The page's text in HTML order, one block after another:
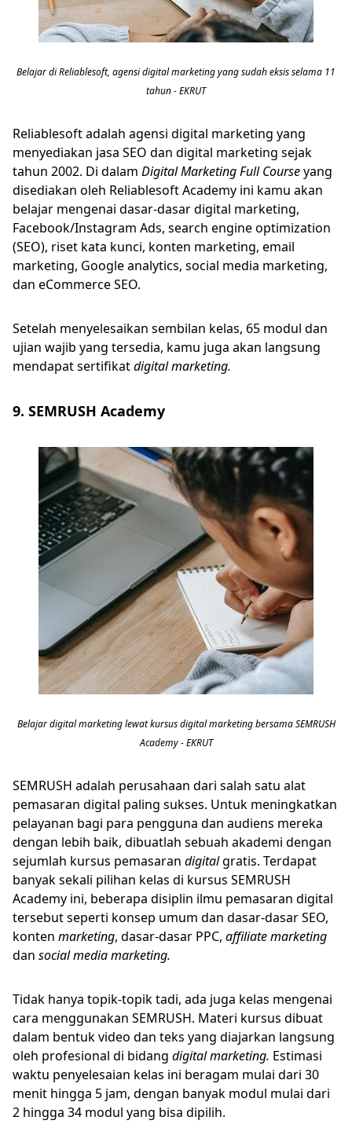
Belajar di Reliablesoft, agensi digital marketing yang sudah eksis selama 11
tahun - EKRUT
Reliablesoft adalah agensi digital marketing yang
menyediakan jasa SEO dan digital marketing sejak
tahun 2002. Di dalam Digital MarketingFull Courseyang
disediakan oleh Reliablesoft Academy ini kamu akan
belajar mengenai dasar-dasar digital marketing,
Facebook/Instagram Ads, search engine optimization
(SEO), riset kata kunci, konten marketing, email
marketing, Google analytics, social media marketing,
dan eCommerce SEO.
Setelah menyelesaikan sembilan kelas, 65 modul dan
ujian wajib yang tersedia, kamu juga akan langsung
mendapat sertifikatdigital marketing.
9. SEMRUSH Academy
Belajar digital marketing lewat kursus digital marketing bersama SEMRUSH
Academy - EKRUT
SEMRUSH adalah perusahaan dari salah satu alat
pemasaran digital paling sukses. Untuk meningkatkan
pelayanan bagi para pengguna dan audiens mereka
dengan lebih baik, dibuatlah sebuah akademi dengan
sejumlah kursus pemasaran digitalgratis. Terdapat
banyak sekali pilihan kelas di kursus SEMRUSH
Academy ini, beberapa disiplin ilmu pemasaran digital
tersebut seperti konsep umum dan dasar-dasar SEO,
konten marketing, dasar-dasar PPC, affiliate marketing
dan social media marketing.
Tidak hanya topik-topik tadi, ada juga kelas mengenai
cara menggunakan SEMRUSH. Materi kursus dibuat
dalam bentuk video dan teks yang diajarkan langsung
oleh profesional di bidang digital marketing. Estimasi
waktu penyelesaian kelas ini beragam mulai dari 30
menit hingga 5 jam, dengan banyak modul mulai dari
2 hingga 34 modul yang bisa dipilih.